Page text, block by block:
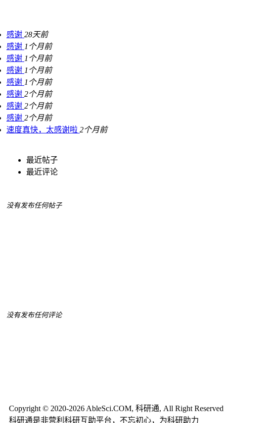
感谢 28天前
感谢 1个月前
感谢 1个月前
感谢 1个月前
感谢 1个月前
感谢 2个月前
感谢 2个月前
感谢 2个月前
速度真快，太感谢啦 2个月前
最近帖子
最近评论
没有发布任何帖子
没有发布任何评论
Copyright © 2020-2026 AbleSci.COM, 科研通, All Right Reserved
科研通是非营利科研互助平台，不忘初心，为科研助力